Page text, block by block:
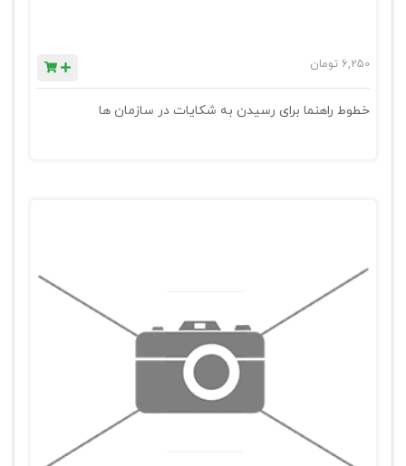
6,250 تومان
خطوط راهنما برای رسیدن به شکایات در سازمان ها